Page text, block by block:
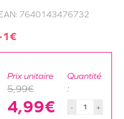
7640143476732
1€
Prix unitaire
5,99€
4,99€
Quantité
:
- +